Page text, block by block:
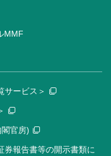
MMF
サービス＞
官房)
券報告書等の開示書類に